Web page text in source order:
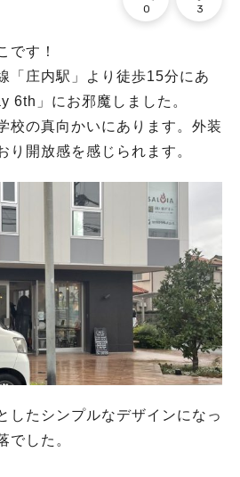
0 3
です！
「庄内駅」より徒歩15分にあ
6th」にお邪魔しました。
校の真向かいにあります。外装
り開放感を感じられます。
したシンプルなデザインになっ
でした。